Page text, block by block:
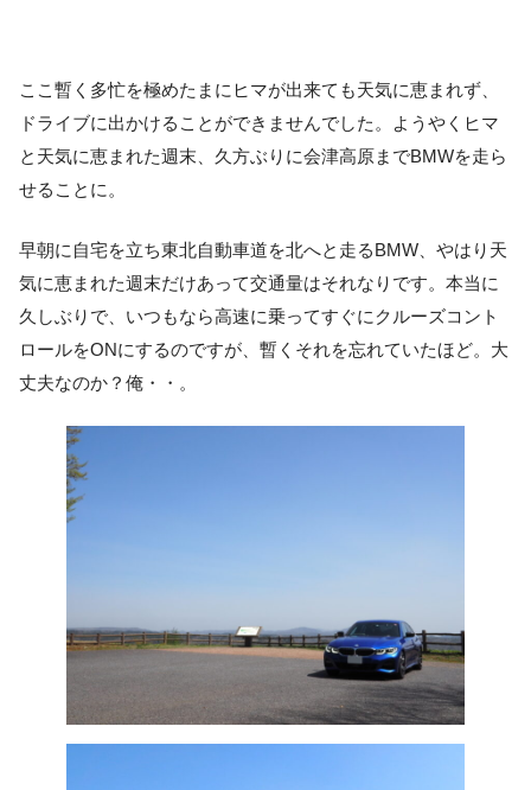
ここ暫く多忙を極めたまにヒマが出来ても天気に恵まれず、
ドライブに出かけることができませんでした。ようやくヒマ
と天気に恵まれた週末、久方ぶりに会津高原までBMWを走ら
せることに。
早朝に自宅を立ち東北自動車道を北へと走るBMW、やはり天
気に恵まれた週末だけあって交通量はそれなりです。本当に
久しぶりで、いつもなら高速に乗ってすぐにクルーズコント
ロールをONにするのですが、暫くそれを忘れていたほど。大
丈夫なのか？俺・・。